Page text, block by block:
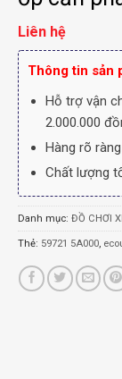
Liên hệ
Thông tin sản
Hỗ trợ vận
2.000.000
Hàng rõ
Chất lượng
Danh mục: ĐỒ CHƠI
Thẻ: 59721 5A000,